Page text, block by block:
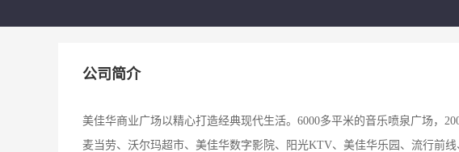
公司简介
美佳华商业广场以精心打造经典现代生活。6000多平米的音乐喷泉广场，
麦当劳、沃尔玛超市、美佳华数字影院、阳光KTV、美佳华乐园、流行前